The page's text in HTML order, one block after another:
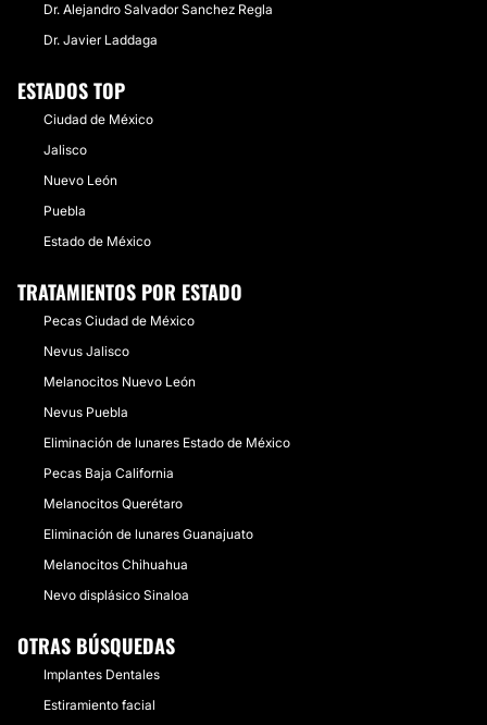
Aguascalientes
Quintana Roo
Tabasco
Durango
Hidalgo
Baja California Sur
Colima
Dr. Alejandro Salvador Sanchez Regla
Dr. Javier Laddaga
ESTADOS TOP
Ciudad de México
Jalisco
Nuevo León
Puebla
Estado de México
TRATAMIENTOS POR ESTADO
Pecas Ciudad de México
Nevus Jalisco
Melanocitos Nuevo León
Nevus Puebla
Eliminación de lunares Estado de México
Pecas Baja California
Melanocitos Querétaro
Eliminación de lunares Guanajuato
Melanocitos Chihuahua
Nevo displásico Sinaloa
OTRAS BÚSQUEDAS
Implantes Dentales
Estiramiento facial